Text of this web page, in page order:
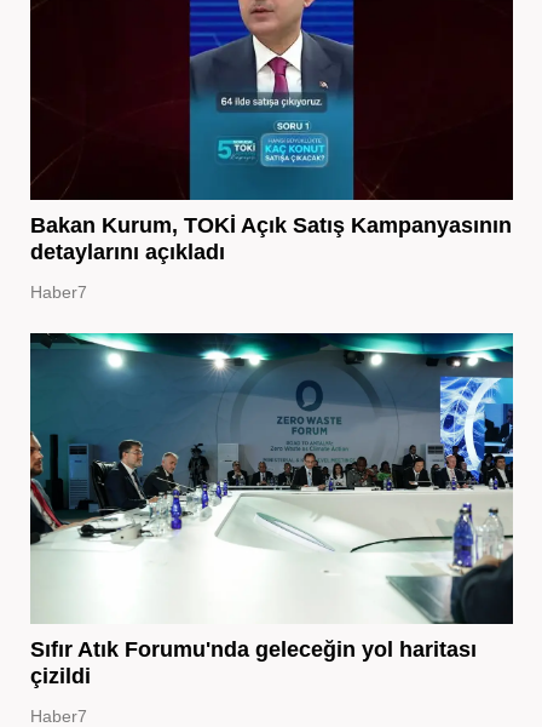
Bakan Kurum, TOKİ Açık Satış Kampanyasının
detaylarını açıkladı
Haber7
Sıfır Atık Forumu'nda geleceğin yol haritası
çizildi
Haber7